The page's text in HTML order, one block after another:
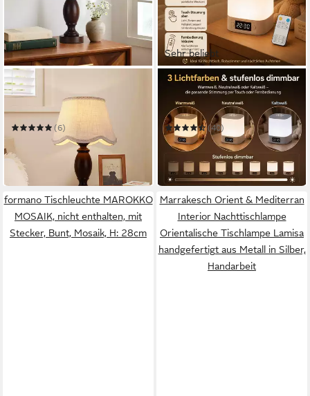
STANBOW
Tischleuchte Klassische
Tischlampe aus dunkler Eiche
im antikem Stil, Holz, Elegant
(6)
12,99 € UVP119,99 €
-89%
in 5-6 Werktagen bei dir
Sehr beliebt
LUCKICE
LED Nachttischlampe LED
Nachtlicht,Touch-
Lampe,Tisch-
Lampe
(40)
15,99 € UVP 37,99 €
in 4-5 Werktagen bei dir
formano Tischleuchte MAROKKO
MOSAIK, nicht enthalten, mit
Stecker, Bunt, Mosaik, H: 28cm
Marrakesch Orient & Mediterran
Interior Nachttischlampe
Orientalische Tischlampe Lamisa
handgefertigt aus Metall in Silber,
Handarbeit